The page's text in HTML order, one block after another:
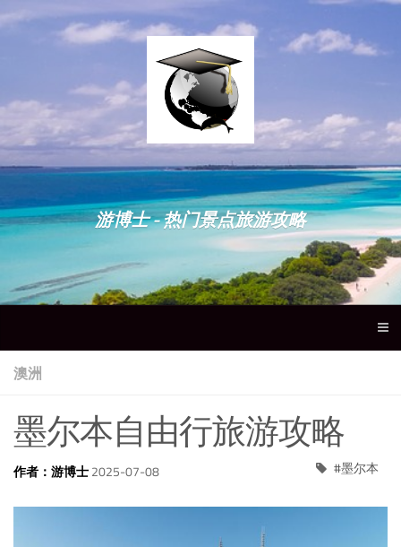
游博士 - 热门景点旅游攻略
澳洲
墨尔本自由行旅游攻略
作者：游博士2025-07-08 墨尔本